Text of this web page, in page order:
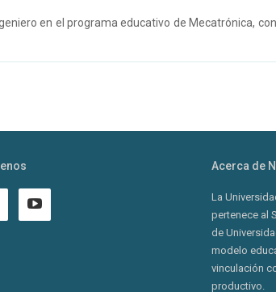
en el programa educativo de Mecatrónica,
Acerca de
La
pertenece al
de
modelo
vinculación
productivo.